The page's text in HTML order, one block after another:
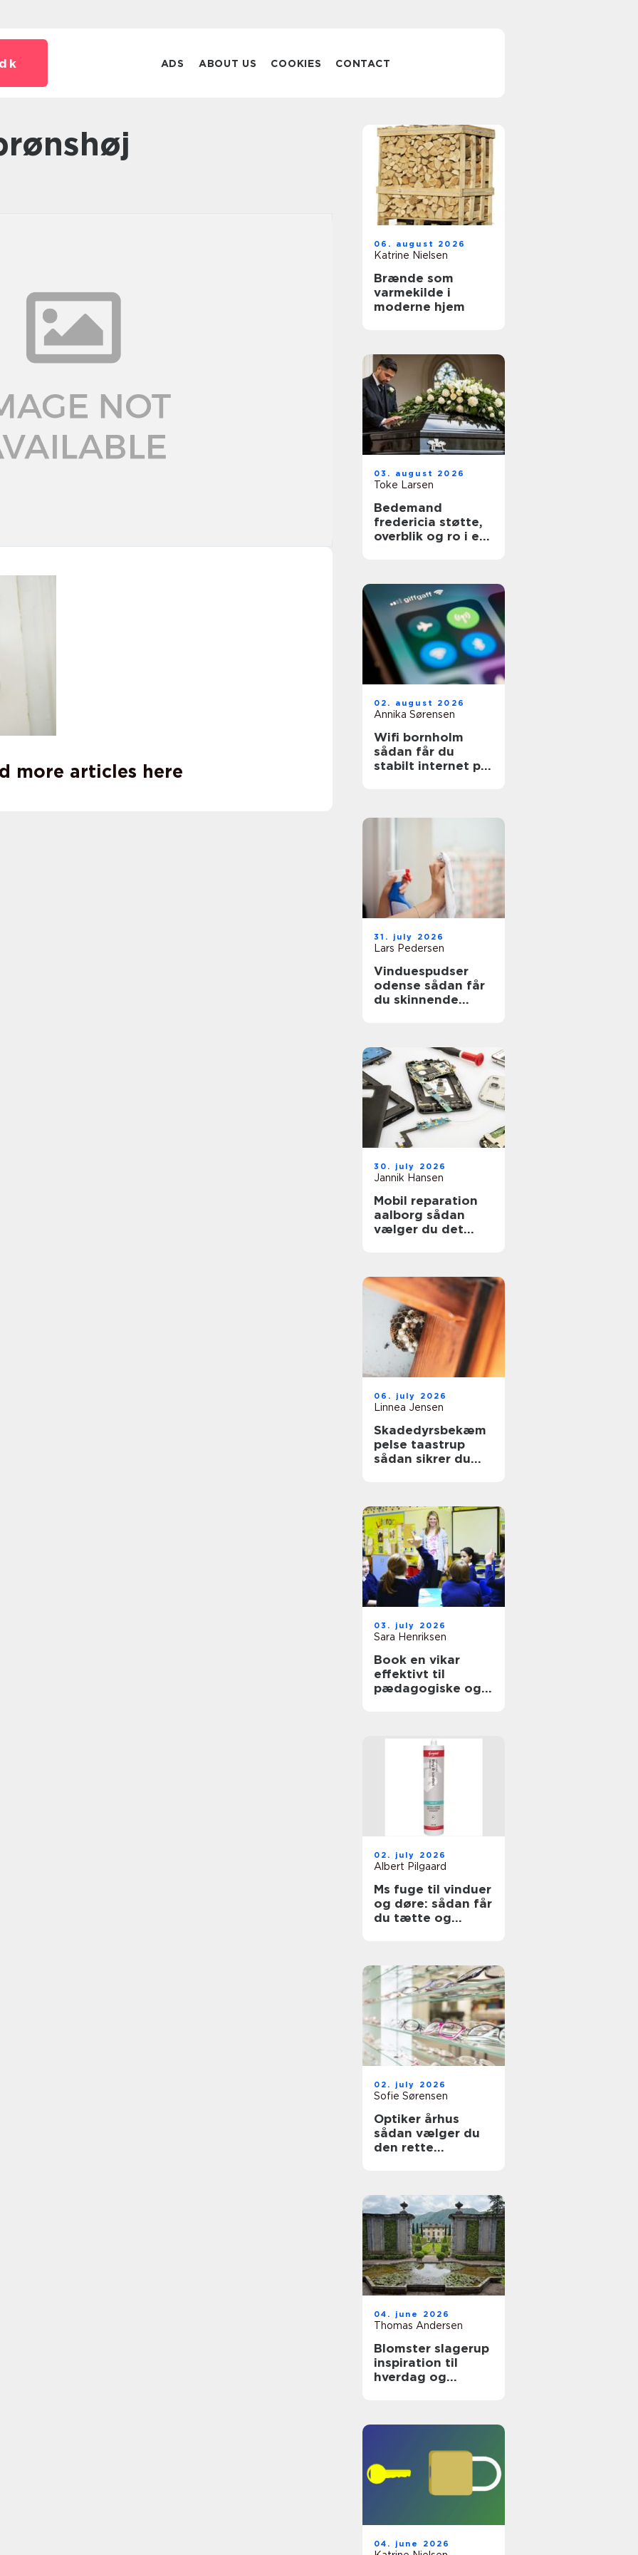
ADS ABOUT US COOKIES CONTACT
more articles here
06. august 2026
Katrine Nielsen
Brænde som
varmekilde i
moderne hjem
03. august 2026
Toke Larsen
Bedemand
fredericia støtte,
overblik og ro i en
02. august 2026
Annika Sørensen
Wifi bornholm
sådan får du
stabilt internet på
31. july 2026
Lars Pedersen
Vinduespudser
odense sådan får
du skinnende
30. july 2026
Jannik Hansen
Mobil reparation
aalborg sådan
vælger du det
06. july 2026
Linnea Jensen
Skadedyrsbekæm
pelse taastrup
sådan sikrer du
03. july 2026
Sara Henriksen
Book en vikar
effektivt til
pædagogiske og
02. july 2026
Albert Pilgaard
Ms fuge til vinduer
og døre: sådan får
du tætte og
02. july 2026
Sofie Sørensen
Optiker århus
sådan vælger du
den rette
04. june 2026
Thomas Andersen
Blomster slagerup
inspiration til
hverdag og
04. june 2026